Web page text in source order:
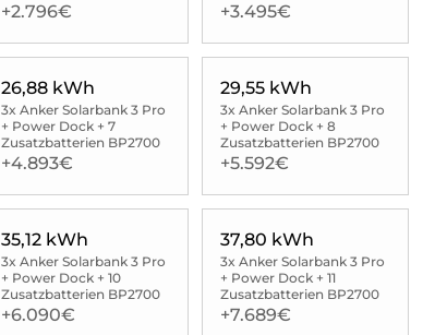
+2.796€ +3.495€
26,88 kWh
3x Anker Solarbank 3 Pro
+ Power Dock + 7
Zusatzbatterien BP2700
+4.893€
29,55 kWh
3x Anker Solarbank 3 Pro
+ Power Dock + 8
Zusatzbatterien BP2700
+5.592€
35,12 kWh
3x Anker Solarbank 3 Pro
+ Power Dock + 10
Zusatzbatterien BP2700
+6.090€
37,80 kWh
3x Anker Solarbank 3 Pro
+ Power Dock + 11
Zusatzbatterien BP2700
+7.689€